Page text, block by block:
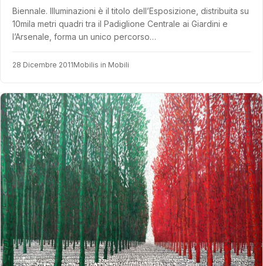
Biennale. Illuminazioni è il titolo dell’Esposizione, distribuita su
10mila metri quadri tra il Padiglione Centrale ai Giardini e
l’Arsenale, forma un unico percorso…
28 Dicembre 2011Mobilis in Mobili